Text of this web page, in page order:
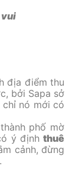
vui
địa điểm thu
bởi Sapa sở
nó mới có
phố mờ
ý định thuê
cảnh, đừng